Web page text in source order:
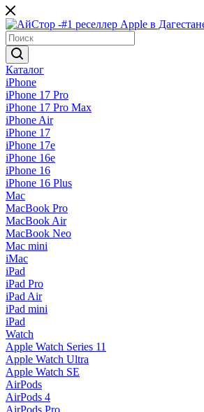
Каталог
iPhone
iPhone 17 Pro
iPhone 17 Pro Max
iPhone Air
iPhone 17
iPhone 17e
iPhone 16e
iPhone 16
iPhone 16 Plus
Mac
MacBook Pro
MacBook Air
MacBook Neo
Mac mini
iMac
iPad
iPad Pro
iPad Air
iPad mini
iPad
Watch
Apple Watch Series 11
Apple Watch Ultra
Apple Watch SE
AirPods
AirPods 4
AirPods Pro